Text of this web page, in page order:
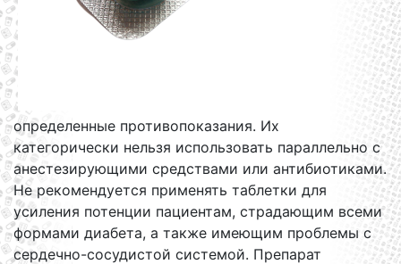
определенные противопоказания. Их
категорически нельзя использовать параллельно с
анестезирующими средствами или антибиотиками.
Не рекомендуется применять таблетки для
усиления потенции пациентам, страдающим всеми
формами диабета, а также имеющим проблемы с
сердечно-сосудистой системой. Препарат